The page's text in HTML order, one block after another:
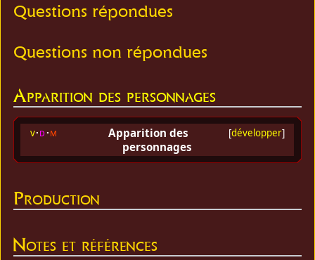
Questions répondues
Questions non répondues
Apparition des personnages
[développer]
v d m
Apparition des
personnages
Production
Notes et références